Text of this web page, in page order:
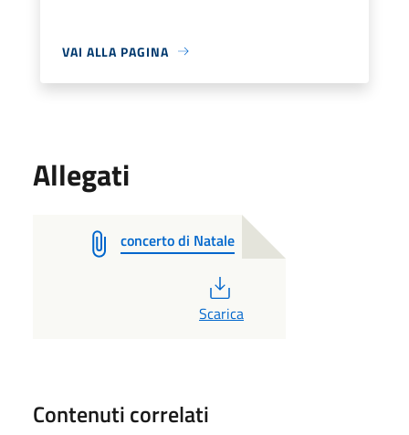
VAI ALLA PAGINA
Allegati
concerto di Natale
Scarica
Contenuti correlati